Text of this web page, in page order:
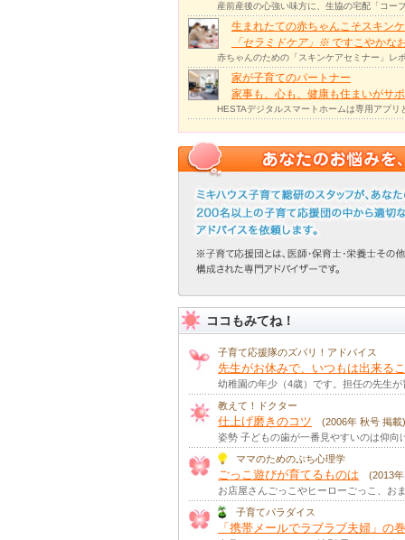
産前産後の心強い味方に、生協の宅配「コー
生まれたての赤ちゃんこそスキン
「セラミドケア」 ※ですこやかな
赤ちゃんのための「スキンケアセミナー」レ
家が子育てのパートナー
家事も、心も、健康も住まいがサ
HESTAデジタルスマートホームは専用アプ
ココもみてね！
子育て応援隊のズバリ！アドバイス
先生がお休みで、いつもは出来る
幼稚園の年少（4歳）です。担任の先生
教えて！ドクター
仕上げ磨きのコツ
(2006年 秋号 掲載)
姿勢 子どもの歯が一番見やすいのは仰向
ママのためのぷち心理学
ごっこ遊びが育てるものは
(2013
お店屋さんごっこやヒーローごっこ、お
子育てパラダイス
「携帯メールでラブラブ夫婦」の巻